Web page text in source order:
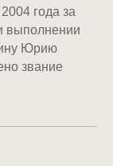
года за
выполнении
Юрию
звание